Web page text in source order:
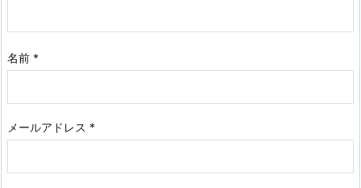
名前 *
メールアドレス *